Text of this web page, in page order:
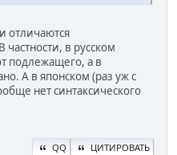
отличаются
частности, в русском
подлежащего, а в
А в японском (раз уж с
нет синтаксического
QQ ЦИТИРОВАТЬ